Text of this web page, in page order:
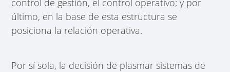
último, en la base de esta estructura se
posiciona la relación operativa.
Por sí sola, la decisión de plasmar sistemas de